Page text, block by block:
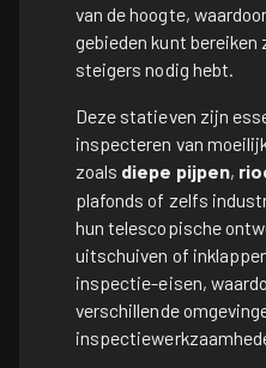
van de hoogte,
gebieden kunt bereiken
steigers nodig hebt.
Deze statieven zijn
inspecteren van
zoals diepe pijpen,
plafonds of zelfs
hun telescopische
uitschuiven of
inspectie-eisen,
verschillende